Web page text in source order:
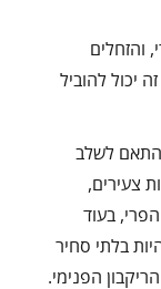
והזחלים
יכול להוביל
לשלב
צעירים,
בעוד
בלתי סחיר
הפנימי.